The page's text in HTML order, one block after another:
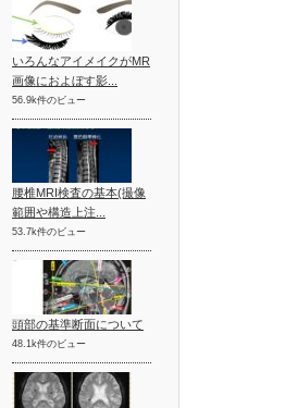
いろんなアイメイクがMR
画像におよぼす影...
56.9k件のビュー
腰椎MRI検査の基本(撮像
範囲や構造上注...
53.7k件のビュー
頭部の基準断面について
48.1k件のビュー